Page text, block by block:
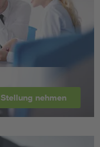
Stellung nehmen